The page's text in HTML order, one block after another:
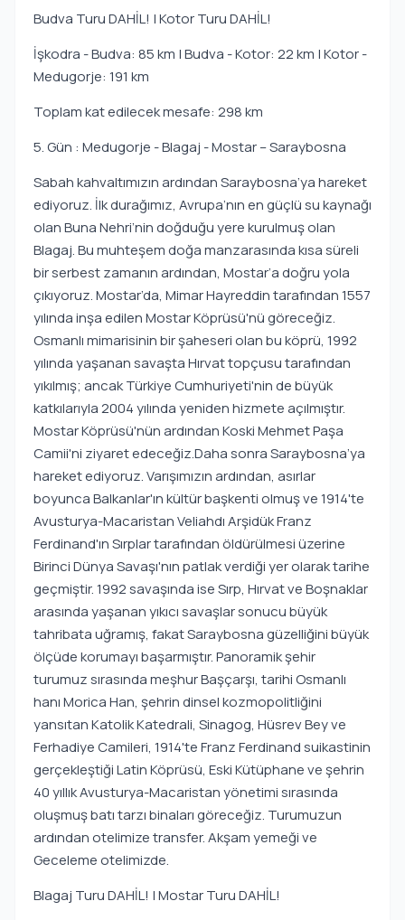
Budva Turu DAHİL! | Kotor Turu DAHİL!
İşkodra - Budva: 85 km | Budva - Kotor: 22 km | Kotor -
Medugorje: 191 km
Toplam kat edilecek mesafe: 298 km
5. Gün : Medugorje - Blagaj - Mostar – Saraybosna
Sabah kahvaltımızın ardından Saraybosna’ya hareket
ediyoruz. İlk durağımız, Avrupa’nın en güçlü su kaynağı
olan Buna Nehri’nin doğduğu yere kurulmuş olan
Blagaj. Bu muhteşem doğa manzarasında kısa süreli
bir serbest zamanın ardından, Mostar’a doğru yola
çıkıyoruz. Mostar’da, Mimar Hayreddin tarafından 1557
yılında inşa edilen Mostar Köprüsü'nü göreceğiz.
Osmanlı mimarisinin bir şaheseri olan bu köprü, 1992
yılında yaşanan savaşta Hırvat topçusu tarafından
yıkılmış; ancak Türkiye Cumhuriyeti'nin de büyük
katkılarıyla 2004 yılında yeniden hizmete açılmıştır.
Mostar Köprüsü'nün ardından Koski Mehmet Paşa
Camii'ni ziyaret edeceğiz.Daha sonra Saraybosna’ya
hareket ediyoruz. Varışımızın ardından, asırlar
boyunca Balkanlar'ın kültür başkenti olmuş ve 1914'te
Avusturya-Macaristan Veliahdı Arşidük Franz
Ferdinand'ın Sırplar tarafından öldürülmesi üzerine
Birinci Dünya Savaşı'nın patlak verdiği yer olarak tarihe
geçmiştir. 1992 savaşında ise Sırp, Hırvat ve Boşnaklar
arasında yaşanan yıkıcı savaşlar sonucu büyük
tahribata uğramış, fakat Saraybosna güzelliğini büyük
ölçüde korumayı başarmıştır. Panoramik şehir
turumuz sırasında meşhur Başçarşı, tarihi Osmanlı
hanı Morica Han, şehrin dinsel kozmopolitliğini
yansıtan Katolik Katedrali, Sinagog, Hüsrev Bey ve
Ferhadiye Camileri, 1914'te Franz Ferdinand suikastinin
gerçekleştiği Latin Köprüsü, Eski Kütüphane ve şehrin
40 yıllık Avusturya-Macaristan yönetimi sırasında
oluşmuş batı tarzı binaları göreceğiz. Turumuzun
ardından otelimize transfer. Akşam yemeği ve
Geceleme otelimizde.
Blagaj Turu DAHİL! | Mostar Turu DAHİL!